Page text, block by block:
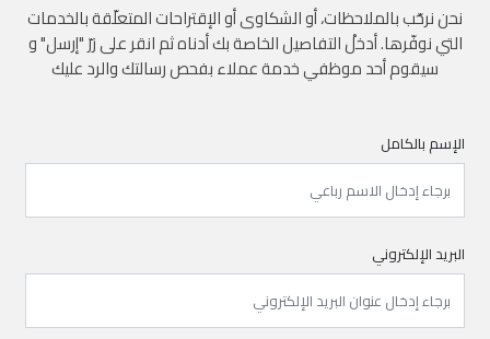
نحن نرحّب بالملاحظات، أو الشكاوى أو الإقتراحات المتعلّقة بالخدمات
التي نوفّرها. أدخلْ التفاصيل الخاصة بك أدناه ثم انقر على زرّ "إرسل" و
سيقوم أحد موظفي خدمة عملاء بفحص رسالتك والرد عليك
الإسم بالكامل
البريد الإلكتروني